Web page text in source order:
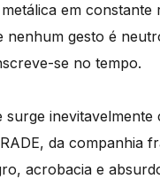
em
gesto é
se no tempo.
da companhia
acrobacia e